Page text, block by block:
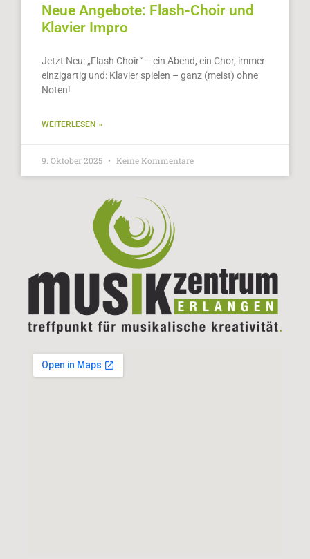
Neue Angebote: Flash-Choir und
Klavier Impro
Jetzt Neu: „Flash Choir“ – ein Abend, ein Chor, immer
einzigartig und: Klavier spielen – ganz (meist) ohne
Noten!
WEITERLESEN »
9. Oktober 2025 Keine Kommentare